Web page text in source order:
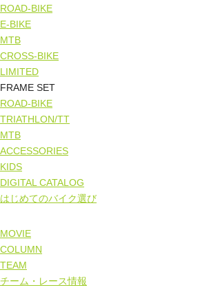
ROAD-BIKE
E-BIKE
MTB
CROSS-BIKE
LIMITED
FRAME SET
ROAD-BIKE
TRIATHLON/TT
MTB
ACCESSORIES
KIDS
DIGITAL CATALOG
はじめてのバイク選び
MOVIE
COLUMN
TEAM
チーム・レース情報